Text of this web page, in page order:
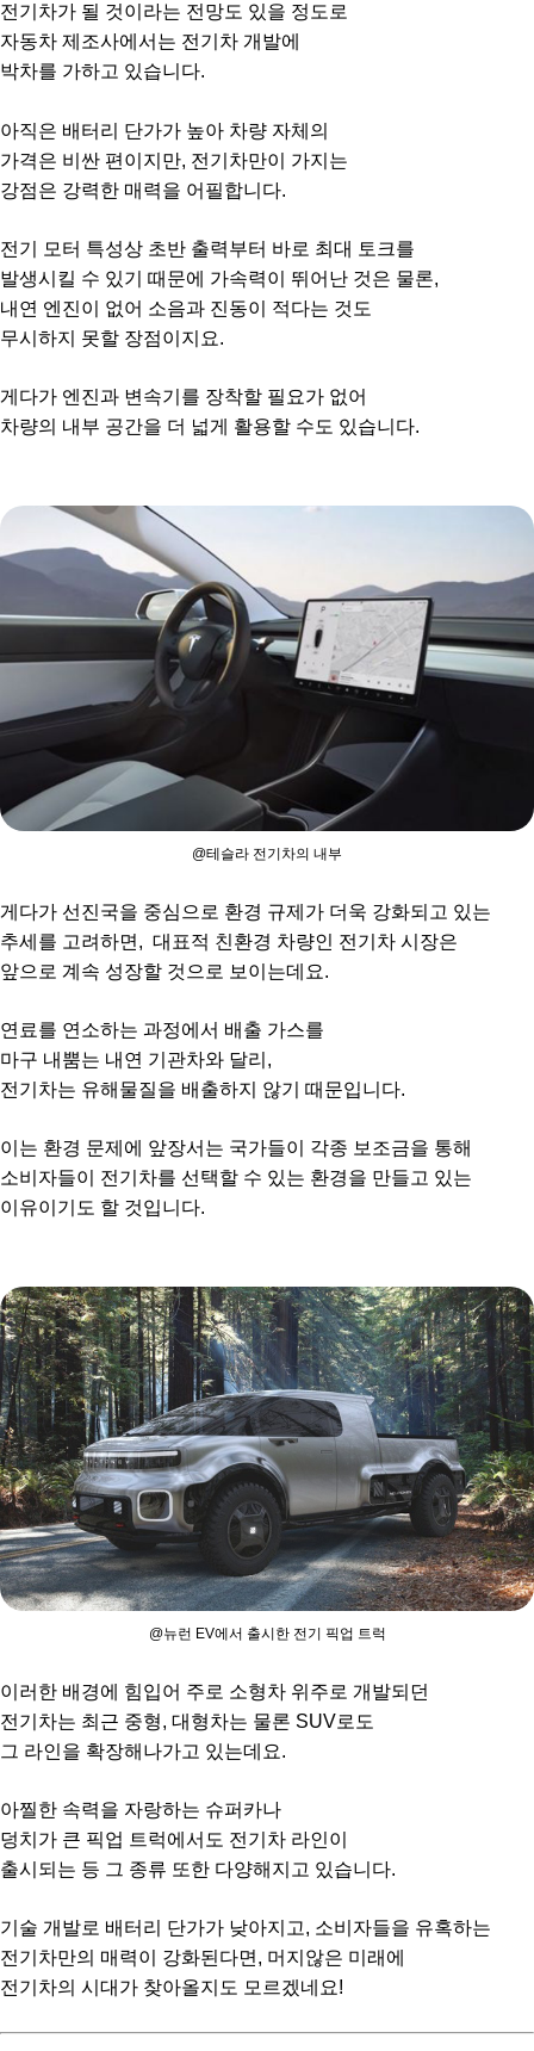
전기차가 될 것이라는 전망도 있을 정도로
자동차 제조사에서는 전기차 개발에
박차를 가하고 있습니다.
아직은 배터리 단가가 높아 차량 자체의
가격은 비싼 편이지만, 전기차만이 가지는
강점은 강력한 매력을 어필합니다.
전기 모터 특성상 초반 출력부터 바로 최대 토크를
발생시킬 수 있기 때문에 가속력이 뛰어난 것은 물론,
내연 엔진이 없어 소음과 진동이 적다는 것도
무시하지 못할 장점이지요.
게다가 엔진과 변속기를 장착할 필요가 없어
차량의 내부 공간을 더 넓게 활용할 수도 있습니다.
@테슬라 전기차의 내부
게다가 선진국을 중심으로 환경 규제가 더욱 강화되고 있는
추세를 고려하면, 대표적 친환경 차량인 전기차 시장은
앞으로 계속 성장할 것으로 보이는데요.
연료를 연소하는 과정에서 배출 가스를
마구 내뿜는 내연 기관차와 달리,
전기차는 유해물질을 배출하지 않기 때문입니다.
이는 환경 문제에 앞장서는 국가들이 각종 보조금을 통해
소비자들이 전기차를 선택할 수 있는 환경을 만들고 있는
이유이기도 할 것입니다.
@뉴런 EV에서 출시한 전기 픽업 트럭
이러한 배경에 힘입어 주로 소형차 위주로 개발되던
전기차는 최근 중형, 대형차는 물론 SUV로도
그 라인을 확장해나가고 있는데요.
아찔한 속력을 자랑하는 슈퍼카나
덩치가 큰 픽업 트럭에서도 전기차 라인이
출시되는 등 그 종류 또한 다양해지고 있습니다.
기술 개발로 배터리 단가가 낮아지고, 소비자들을 유혹하는
전기차만의 매력이 강화된다면, 머지않은 미래에
전기차의 시대가 찾아올지도 모르겠네요!